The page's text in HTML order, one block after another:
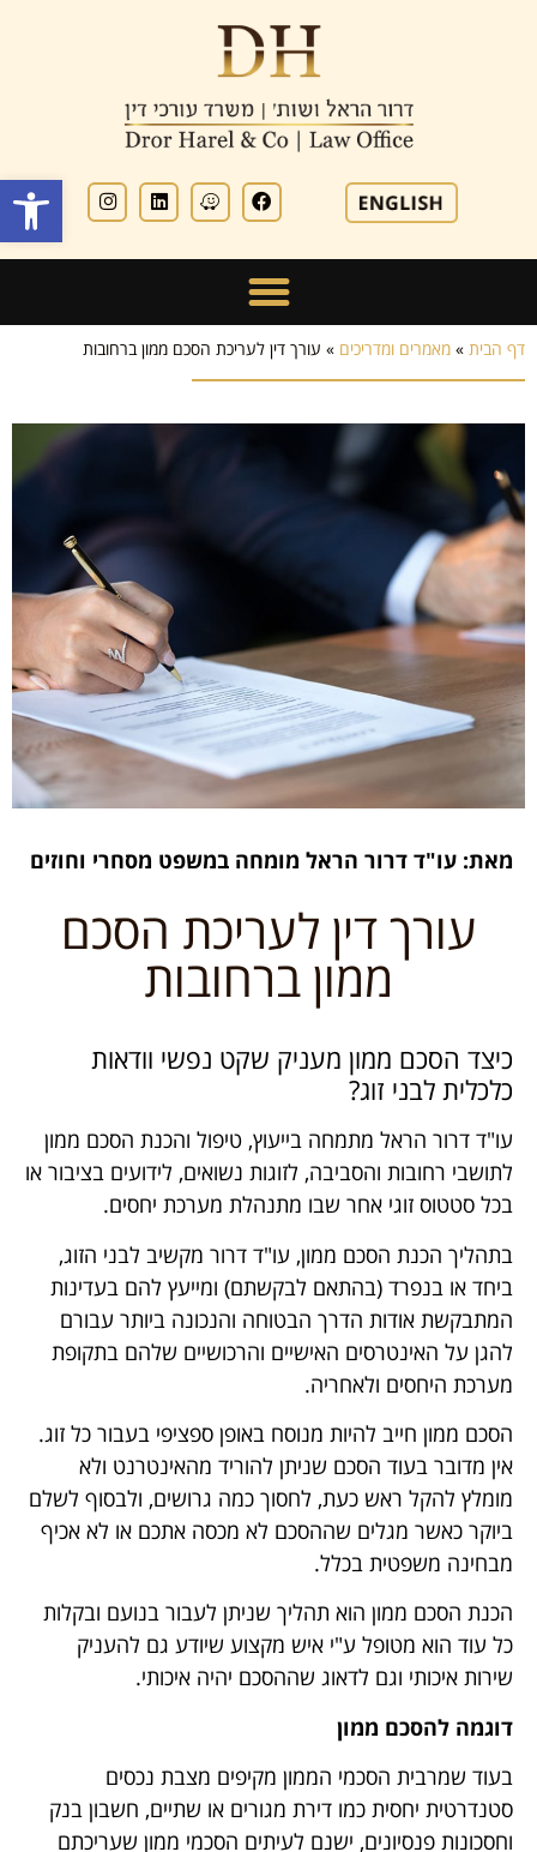
פתח
דף הבית » מאמרים ומדריכים » עורך דין לעריכת הסכם ממון ברחובות
מאת: עו"ד דרור הראל מומחה במשפט מסחרי וחוזים
עורך דין לעריכת הסכם
ממון ברחובות
כיצד הסכם ממון מעניק שקט נפשי וודאות
כלכלית לבני זוג?
עו"ד דרור הראל מתמחה בייעוץ, טיפול והכנת הסכם ממון
לתושבי רחובות והסביבה, לזוגות נשואים, לידועים בציבור או
בכל סטטוס זוגי אחר שבו מתנהלת מערכת יחסים.
בתהליך הכנת הסכם ממון, עו"ד דרור מקשיב לבני הזוג,
ביחד או בנפרד (בהתאם לבקשתם) ומייעץ להם בעדינות
המתבקשת אודות הדרך הבטוחה והנכונה ביותר עבורם
להגן על האינטרסים האישיים והרכושיים שלהם בתקופת
מערכת היחסים ולאחריה.
הסכם ממון חייב להיות מנוסח באופן ספציפי בעבור כל זוג.
אין מדובר בעוד הסכם שניתן להוריד מהאינטרנט ולא
מומלץ להקל ראש כעת, לחסוך כמה גרושים, ולבסוף לשלם
ביוקר כאשר מגלים שההסכם לא מכסה אתכם או לא אכיף
מבחינה משפטית בכלל.
הכנת הסכם ממון הוא תהליך שניתן לעבור בנועם ובקלות
כל עוד הוא מטופל ע"י איש מקצוע שיודע גם להעניק
שירות איכותי וגם לדאוג שההסכם יהיה איכותי.
דוגמה להסכם ממון
בעוד שמרבית הסכמי הממון מקיפים מצבת נכסים
סטנדרטית יחסית כמו דירת מגורים או שתיים, חשבון בנק
וחסכונות פנסיונים, ישנם לעיתים הסכמי ממון שעריכתם